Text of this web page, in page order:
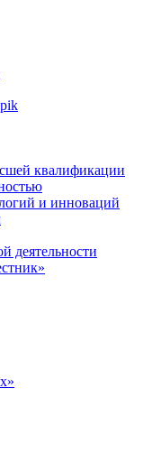
квалификации
и инноваций
деятельности